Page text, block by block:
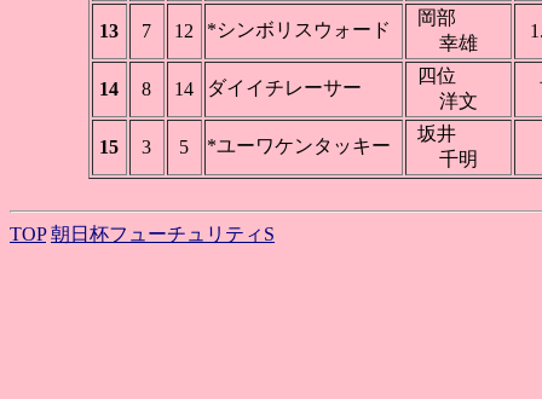
13 7 12 *シンボリスウォード
岡部
幸雄
14 8 14 ダイイチレーサー
四位
洋文
15 3 5 *ユーワケンタッキー
坂井
千明
TOP 朝日杯フューチュリティS